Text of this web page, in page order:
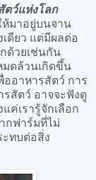
ว์แห่งโลก
ห้มาอยู่บนจาน
ดียว แต่มีผลต่อ
ด้วยเช่นกัน
มดล้วนเกิดขึ้น
ออาหารสัตว์ การ
รสัตว์ อาจจะฟังดู
ค่เรารู้จักเลือก
กฟาร์มที่ไม่
ทบต่อสิ่ง